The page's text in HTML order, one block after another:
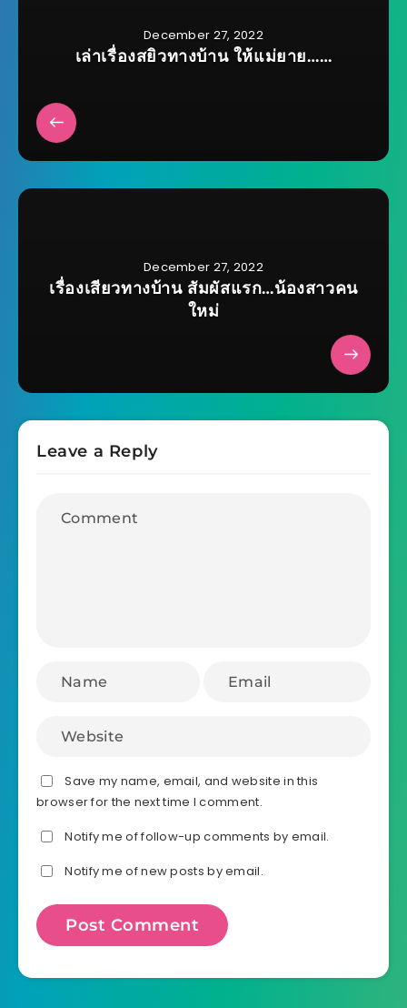
December 27, 2022
เล่าเรื่องสยิวทางบ้าน ให้แม่ยาย……
December 27, 2022
เรื่องเสียวทางบ้าน สัมผัสแรก…น้องสาวคน
ใหม่
Leave a Reply
Save my name, email, and website in this
browser for the next time I comment.
Notify me of follow-up comments by email.
Notify me of new posts by email.